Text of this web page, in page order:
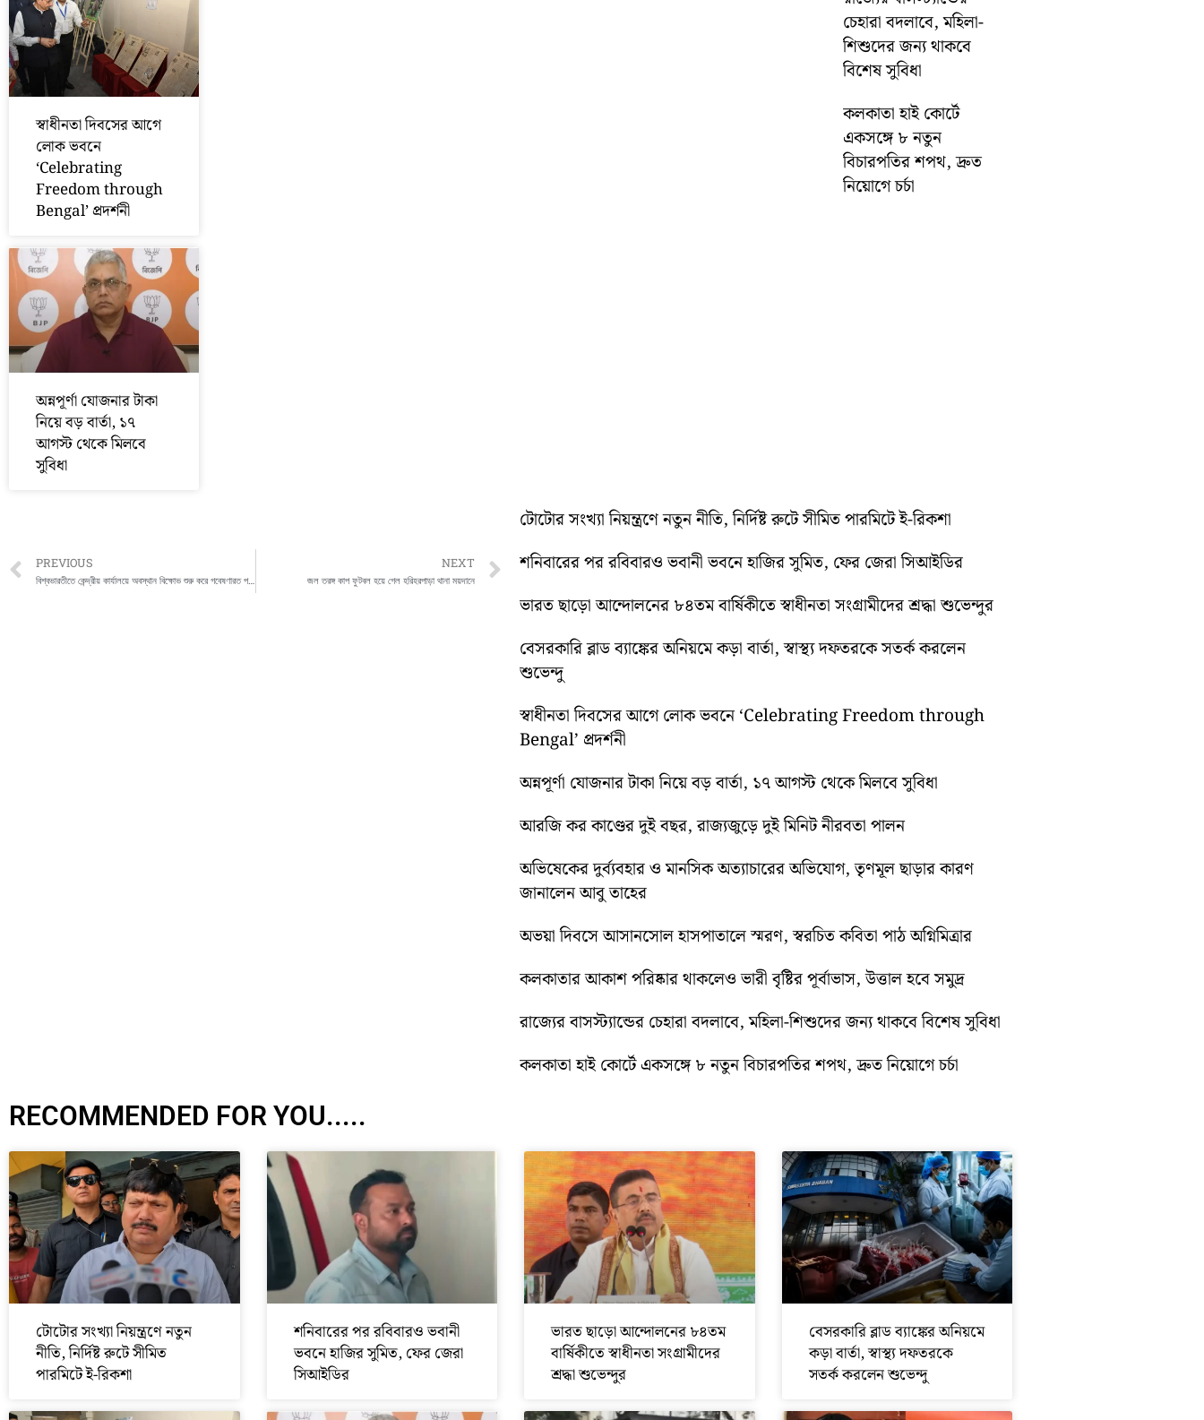
স্বাধীনতা দিবসের আগে
লোক ভবনে
‘Celebrating
Freedom through
Bengal’ প্রদর্শনী
অন্নপূর্ণা যোজনার টাকা
নিয়ে বড় বার্তা, ১৭
আগস্ট থেকে মিলবে
সুবিধা
চেহারা বদলাবে, মহিলা-
শিশুদের জন্য থাকবে
বিশেষ সুবিধা
কলকাতা হাই কোর্টে
একসঙ্গে ৮ নতুন
বিচারপতির শপথ, দ্রুত
নিয়োগে চর্চা
Prev
PREVIOUS
বিশ্বভারতীতে কেন্দ্রীয় কার্যালয়ে অবস্থান বিক্ষোভ শুরু করে গবেষণারত পড়ুয়ারা
NEXT
জল তরঙ্গ কাপ ফুটবল হয়ে গেল হরিহরপাড়া থানা ময়দানে Next
টোটোর সংখ্যা নিয়ন্ত্রণে নতুন নীতি, নির্দিষ্ট রুটে সীমিত পারমিটে ই-রিকশা
শনিবারের পর রবিবারও ভবানী ভবনে হাজির সুমিত, ফের জেরা সিআইডির
ভারত ছাড়ো আন্দোলনের ৮৪তম বার্ষিকীতে স্বাধীনতা সংগ্রামীদের শ্রদ্ধা শুভেন্দুর
বেসরকারি ব্লাড ব্যাঙ্কের অনিয়মে কড়া বার্তা, স্বাস্থ্য দফতরকে সতর্ক করলেন
শুভেন্দু
স্বাধীনতা দিবসের আগে লোক ভবনে ‘Celebrating Freedom through
Bengal’ প্রদর্শনী
অন্নপূর্ণা যোজনার টাকা নিয়ে বড় বার্তা, ১৭ আগস্ট থেকে মিলবে সুবিধা
আরজি কর কাণ্ডের দুই বছর, রাজ্যজুড়ে দুই মিনিট নীরবতা পালন
অভিষেকের দুর্ব্যবহার ও মানসিক অত্যাচারের অভিযোগ, তৃণমূল ছাড়ার কারণ
জানালেন আবু তাহের
অভয়া দিবসে আসানসোল হাসপাতালে স্মরণ, স্বরচিত কবিতা পাঠ অগ্নিমিত্রার
কলকাতার আকাশ পরিষ্কার থাকলেও ভারী বৃষ্টির পূর্বাভাস, উত্তাল হবে সমুদ্র
রাজ্যের বাসস্ট্যান্ডের চেহারা বদলাবে, মহিলা-শিশুদের জন্য থাকবে বিশেষ সুবিধা
কলকাতা হাই কোর্টে একসঙ্গে ৮ নতুন বিচারপতির শপথ, দ্রুত নিয়োগে চর্চা
RECOMMENDED FOR YOU.....
টোটোর সংখ্যা নিয়ন্ত্রণে নতুন
নীতি, নির্দিষ্ট রুটে সীমিত
পারমিটে ই-রিকশা
শনিবারের পর রবিবারও ভবানী
ভবনে হাজির সুমিত, ফের জেরা
সিআইডির
ভারত ছাড়ো আন্দোলনের ৮৪তম
বার্ষিকীতে স্বাধীনতা সংগ্রামীদের
শ্রদ্ধা শুভেন্দুর
বেসরকারি ব্লাড ব্যাঙ্কের অনিয়মে
কড়া বার্তা, স্বাস্থ্য দফতরকে
সতর্ক করলেন শুভেন্দু